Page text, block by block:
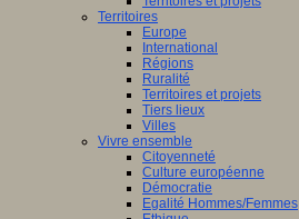
Territoires
Europe
International
Régions
Ruralité
Territoires et projets
Tiers lieux
Villes
Vivre ensemble
Citoyenneté
Culture européenne
Démocratie
Egalité Hommes/Femmes